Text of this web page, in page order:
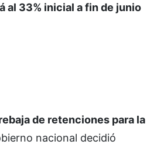
al 33% inicial a fin de junio
de retenciones para la
nacional decidió